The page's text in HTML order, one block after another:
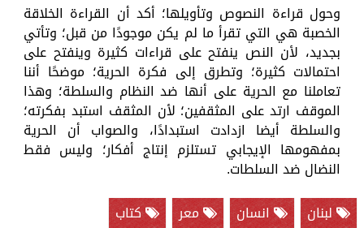
وحول قراءة النصوص وتأويلها؛ أكد أن القراءة الخلاقة
الخصبة هي التي تقرأ ما لم يكن موجودًا من قبل؛ وتأتي
بجديد، لأن النص ينفتح على قراءات كثيرة وينفتح على
احتمالات كثيرة؛ وتطرق إلى فكرة الحرية؛ موضحًا أننا
تعاملنا مع الحرية على أنها ضد النظام والسلطة؛ وهذا
الموقف ارتد على المثقفين؛ لأن المثقف استبد بفكرته؛
والسلطة أيضا ازدادت استبدادًا، والصواب أن الحرية
بمفهومها الإيجابي تستلزم إنتاج أفكار؛ وليس فقط
النضال ضد السلطات.
لبنان
انسان معر كتاب